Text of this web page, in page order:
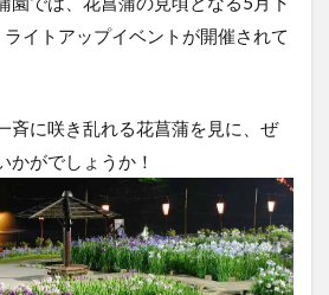
イトアップイベントが開催されて
斉に咲き乱れる花菖蒲を見に、ぜ
かがでしょうか！